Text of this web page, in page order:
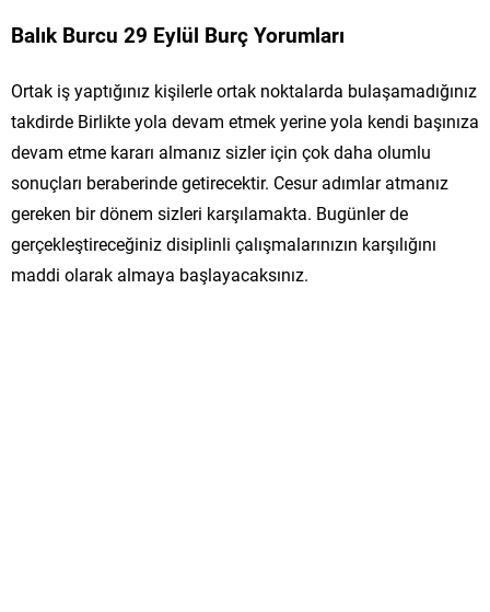
Balık Burcu 29 Eylül Burç Yorumları
Ortak iş yaptığınız kişilerle ortak noktalarda bulaşamadığınız
takdirde Birlikte yola devam etmek yerine yola kendi başınıza
devam etme kararı almanız sizler için çok daha olumlu
sonuçları beraberinde getirecektir. Cesur adımlar atmanız
gereken bir dönem sizleri karşılamakta. Bugünler de
gerçekleştireceğiniz disiplinli çalışmalarınızın karşılığını
maddi olarak almaya başlayacaksınız.